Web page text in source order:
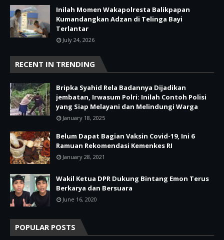
Inilah Momen Wakapolresta Balikpapan
Kumandangkan Adzan di Telinga Bayi
Terlantar
July 24, 2026
RECENT IN TRENDING
Bripka Syahid Rela Badannya Dijadikan
jembatan, Irwasum Polri: Inilah Contoh Polisi
yang Siap Melayani dan Melindungi Warga
January 18, 2025
Belum Dapat Bagian Vaksin Covid-19, Ini 6
Ramuan Rekomendasi Kemenkes RI
January 28, 2021
Wakil Ketua DPR Dukung Bintang Emon Terus
Berkarya dan Bersuara
June 16, 2020
POPULAR POSTS